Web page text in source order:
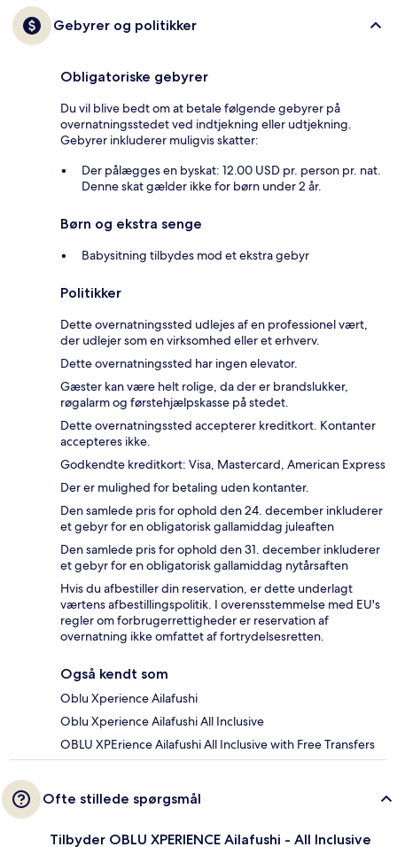
Gebyrer og politikker
Obligatoriske gebyrer
Du vil blive bedt om at betale følgende gebyrer på
overnatningsstedet ved indtjekning eller udtjekning.
Gebyrer inkluderer muligvis skatter:
Der pålægges en byskat: 12.00 USD pr. person pr. nat.
Denne skat gælder ikke for børn under 2 år.
Børn og ekstra senge
Babysitning tilbydes mod et ekstra gebyr
Politikker
Dette overnatningssted udlejes af en professionel vært,
der udlejer som en virksomhed eller et erhverv.
Dette overnatningssted har ingen elevator.
Gæster kan være helt rolige, da der er brandslukker,
røgalarm og førstehjælpskasse på stedet.
Dette overnatningssted accepterer kreditkort. Kontanter
accepteres ikke.
Godkendte kreditkort: Visa, Mastercard, American Express
Der er mulighed for betaling uden kontanter.
Den samlede pris for ophold den 24. december inkluderer
et gebyr for en obligatorisk gallamiddag juleaften
Den samlede pris for ophold den 31. december inkluderer
et gebyr for en obligatorisk gallamiddag nytårsaften
Hvis du afbestiller din reservation, er dette underlagt
værtens afbestillingspolitik. I overensstemmelse med EU's
regler om forbrugerrettigheder er reservation af
overnatning ikke omfattet af fortrydelsesretten.
Også kendt som
Oblu Xperience Ailafushi
Oblu Xperience Ailafushi All Inclusive
OBLU XPErience Ailafushi All Inclusive with Free Transfers
Ofte stillede spørgsmål
Tilbyder OBLU XPERIENCE Ailafushi - All Inclusive